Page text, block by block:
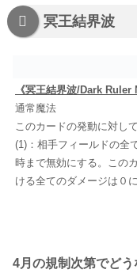
冥王結界波
《冥王結界波/Dark Ruler
通常魔法
このカードの発動に対し
(1)：相手フィールドの全
時まで無効にする。この
ける全てのダメージは０に
4月の規制次第でどう